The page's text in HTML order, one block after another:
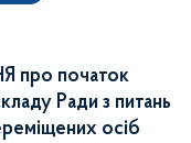
початок
Ради з питань
осіб